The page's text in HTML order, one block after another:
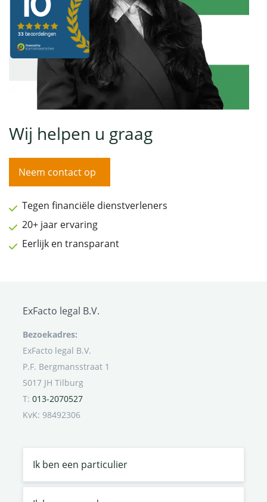
Wij helpen u graag
Neem contact op
Tegen financiële dienstverleners
20+ jaar ervaring
Eerlijk en transparant
ExFacto legal B.V.
Bezoekadres:
ExFacto legal B.V.
P.F. Bergmansstraat 1
5017 JH Tilburg
T: 013-2070527
KvK: 98492306
Ik ben een particulier